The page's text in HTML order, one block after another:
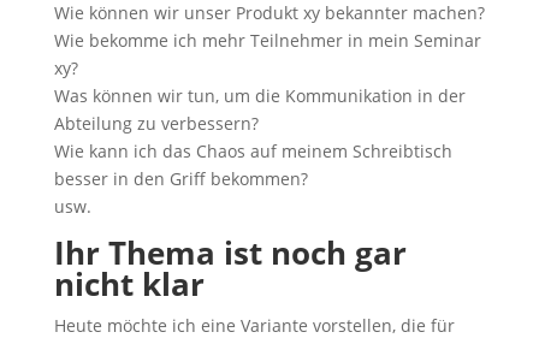
Wie können wir unser Produkt xy bekannter machen?
Wie bekomme ich mehr Teilnehmer in mein Seminar
xy?
Was können wir tun, um die Kommunikation in der
Abteilung zu verbessern?
Wie kann ich das Chaos auf meinem Schreibtisch
besser in den Griff bekommen?
usw.
Ihr Thema ist noch gar
nicht klar
Heute möchte ich eine Variante vorstellen, die für